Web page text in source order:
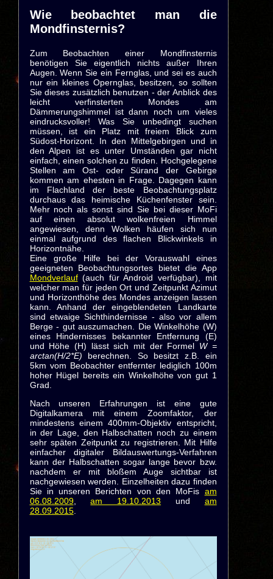
Wie beobachtet man die
Mondfinsternis?
Zum Beobachten einer Mondfinsternis
benötigen Sie eigentlich nichts außer Ihren
Augen. Wenn Sie ein Fernglas, und sei es auch
nur ein kleines Opernglas, besitzen, so sollten
Sie dieses zusätzlich benutzen - der Anblick des
leicht verfinsterten Mondes am
Dämmerungshimmel ist dann noch um vieles
eindrucksvoller! Was Sie unbedingt suchen
müssen, ist ein Platz mit freiem Blick zum
Südost-Horizont. In den Mittelgebirgen und in
den Alpen ist es unter Umständen gar nicht
einfach, einen solchen zu finden. Hochgelegene
Stellen am Ost- oder Sürand der Gebirge
kommen am ehesten in Frage. Dagegen kann
im Flachland der beste Beobachtungsplatz
durchaus das heimische Küchenfenster sein.
Mehr noch als sonst sind Sie bei dieser MoFi
auf einen absolut wolkenfreien Himmel
angewiesen, denn Wolken häufen sich nun
einmal aufgrund des flachen Blickwinkels in
Horizontnähe.
Eine große Hilfe bei der Vorauswahl eines
geeigneten Beobachtungsortes bietet die App
Mondverlauf(auch für Android verfügbar), mit
welcher man für jeden Ort und Zeitpunkt Azimut
und Horizonthöhe des Mondes anzeigen lassen
kann. Anhand der eingeblendeten Landkarte
sind etwaige Sichthindernisse - also vor allem
Berge - gut auszumachen. Die Winkelhöhe (W)
eines Hindernisses bekannter Entfernung (E)
und Höhe (H) lässt sich mit der Formel W =
arctan(H/2*E) berechnen. So besitzt z.B. ein
5km vom Beobachter entfernter lediglich 100m
hoher Hügel bereits ein Winkelhöhe von gut 1
Grad.
Nach unseren Erfahrungen ist eine gute
Digitalkamera mit einem Zoomfaktor, der
mindestens einem 400mm-Objektiv entspricht,
in der Lage, den Halbschatten noch zu einem
sehr späten Zeitpunkt zu registrieren. Mit Hilfe
einfacher digitaler Bildauswertungs-Verfahren
kann der Halbschatten sogar lange bevor bzw.
nachdem er mit bloßem Auge sichtbar ist
nachgewiesen werden. Einzelheiten dazu finden
Sie in unseren Berichten von den MoFis am
06.08.2009,am 19.10.2013 und am
28.09.2015.